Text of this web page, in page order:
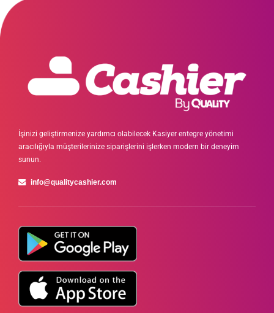
İşinizi geliştirmenize yardımcı olabilecek Kasiyer entegre yönetimi
aracılığıyla müşterilerinize siparişlerini işlerken modern bir deneyim
sunun.
info@qualitycashier.com